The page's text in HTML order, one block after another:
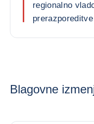
regionalno
Blagovne